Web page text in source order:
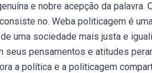
e nobre acepção da palavra.
no. Weba politicagem é
uma sociedade mais justa e
pensamentos e atitudes
a política e a politicagem